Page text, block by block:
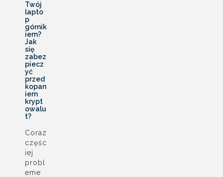
Twój
lapto
p
górnik
iem?
Jak
się
zabez
piecz
yć
przed
kopan
iem
krypt
owalu
t?
Coraz
częśc
iej
probl
eme